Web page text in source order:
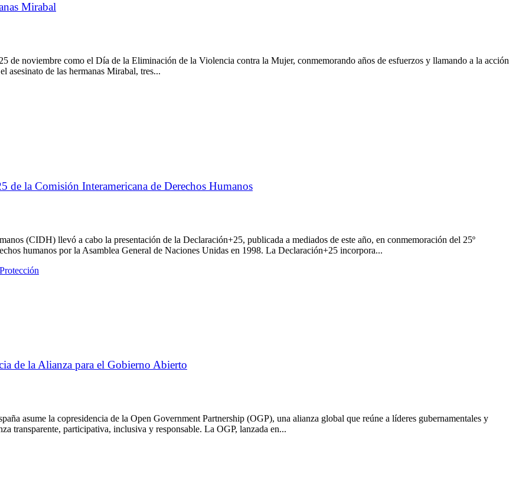
Mirabal
noviembre como el Día de la Eliminación de la Violencia contra la Mujer, conmemorando años de esfuerzos y llamando a la acción
asesinato de las hermanas Mirabal, tres...
de la Comisión Interamericana de Derechos Humanos
(CIDH) llevó a cabo la presentación de la Declaración+25, publicada a mediados de este año, en conmemoración del 25º
humanos por la Asamblea General de Naciones Unidas en 1998. La Declaración+25 incorpora...
Protección
de la Alianza para el Gobierno Abierto
asume la copresidencia de la Open Government Partnership (OGP), una alianza global que reúne a líderes gubernamentales y
transparente, participativa, inclusiva y responsable. La OGP, lanzada en...